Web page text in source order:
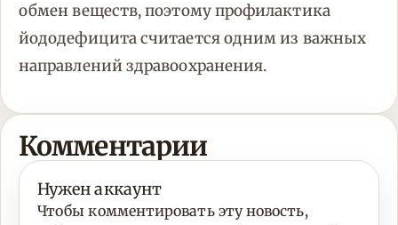
обмен веществ, поэтому профилактика
йододефицита считается одним из важных
направлений здравоохранения.
Комментарии
Нужен аккаунт
Чтобы комментировать эту новость,